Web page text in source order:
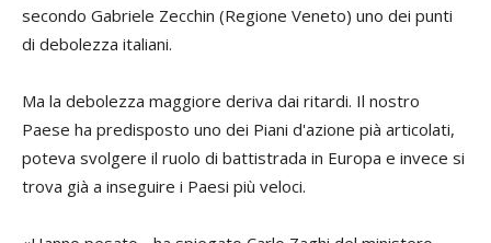
secondo Gabriele Zecchin (Regione Veneto) uno dei punti
di debolezza italiani.
Ma la debolezza maggiore deriva dai ritardi. Il nostro
Paese ha predisposto uno dei Piani d'azione pià articolati,
poteva svolgere il ruolo di battistrada in Europa e invece si
trova già a inseguire i Paesi più veloci.